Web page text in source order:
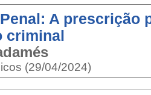
A prescrição
criminal
(29/04/2024)